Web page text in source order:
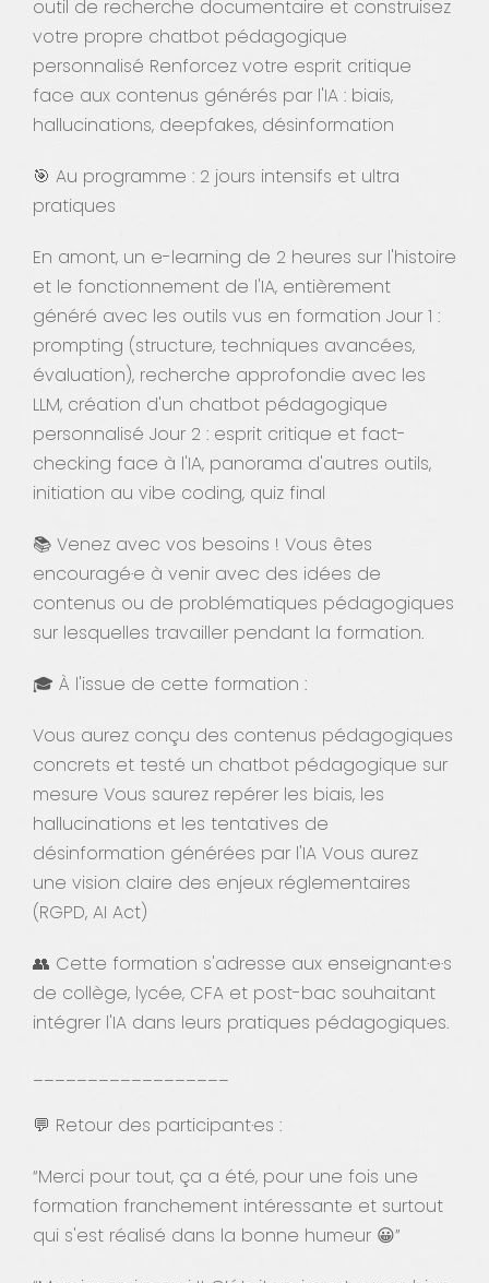
outil de recherche documentaire et construisez
votre propre chatbot pédagogique
personnalisé Renforcez votre esprit critique
face aux contenus générés par l'IA : biais,
hallucinations, deepfakes, désinformation
🎯 Au programme : 2 jours intensifs et ultra
pratiques
En amont, un e-learning de 2 heures sur l'histoire
et le fonctionnement de l'IA, entièrement
généré avec les outils vus en formation Jour 1 :
prompting (structure, techniques avancées,
évaluation), recherche approfondie avec les
LLM, création d'un chatbot pédagogique
personnalisé Jour 2 : esprit critique et fact-
checking face à l'IA, panorama d'autres outils,
initiation au vibe coding, quiz final
📚 Venez avec vos besoins ! Vous êtes
encouragé·e à venir avec des idées de
contenus ou de problématiques pédagogiques
sur lesquelles travailler pendant la formation.
🎓 À l'issue de cette formation :
Vous aurez conçu des contenus pédagogiques
concrets et testé un chatbot pédagogique sur
mesure Vous saurez repérer les biais, les
hallucinations et les tentatives de
désinformation générées par l'IA Vous aurez
une vision claire des enjeux réglementaires
(RGPD, AI Act)
👥 Cette formation s'adresse aux enseignant·e·s
de collège, lycée, CFA et post-bac souhaitant
intégrer l'IA dans leurs pratiques pédagogiques.
__________________
💬 Retour des participant·es :
“Merci pour tout, ça a été, pour une fois une
formation franchement intéressante et surtout
qui s'est réalisé dans la bonne humeur 😀”